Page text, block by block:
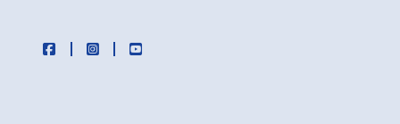
facebookinstagramyoutube